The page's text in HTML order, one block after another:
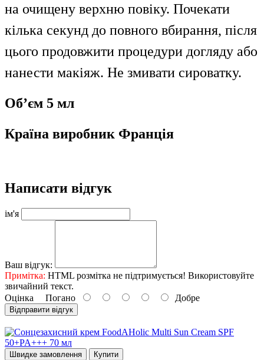
на очищену верхню повіку. Почекати
кілька секунд до повного вбирання, після
цього продовжити процедури догляду або
нанести макіяж. Не змивати сироватку.
Об’єм 5 мл
Країна виробник Франція
Написати відгук
ім'я
Ваш відгук:
Примітка: HTML розмітка не підтримується! Використовуйте
звичайний текст.
Оцінка Погано Добре
Відправити відгук
Швидке замовлення Купити